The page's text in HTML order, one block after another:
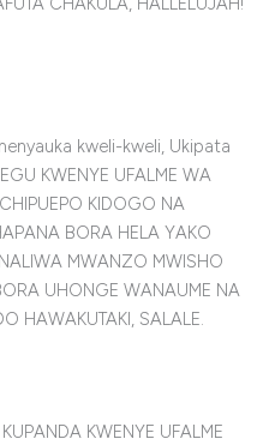
kweli-kweli, Ukipata
KWENYE UFALME WA
KIDOGO NA
BORA HELA YAKO
MWANZO MWISHO
UHONGE WANAUME NA
HAWAKUTAKI, SALALE.
KWENYE UFALME